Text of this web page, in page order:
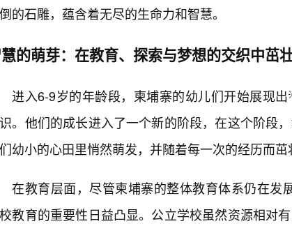
的石雕，蕴含着无尽的生命力和智慧。
的萌芽：在教育、探索与梦想的交织中茁
进入6-9岁的年龄段，柬埔寨的幼儿们开始展现
。他们的成长进入了一个新的阶段，在这个阶段
幼小的心田里悄然萌发，并随着每一次的经历而茁
在教育层面，尽管柬埔寨的整体教育体系仍在发
教育的重要性日益凸显。公立学校虽然资源相对